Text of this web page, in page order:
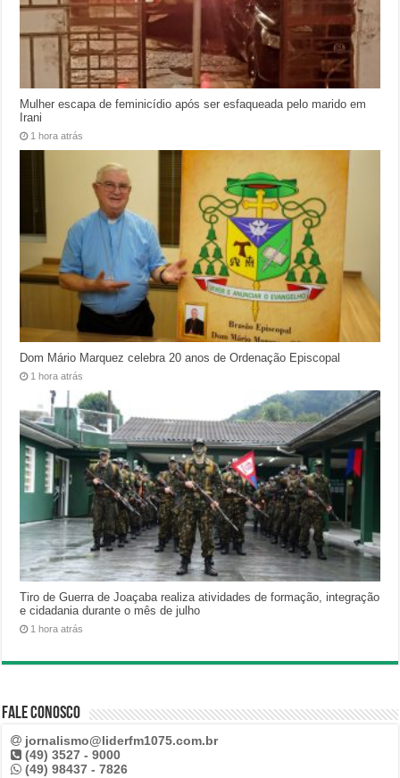
Mulher escapa de feminicídio após ser esfaqueada pelo marido em
Irani
1 hora atrás
Dom Mário Marquez celebra 20 anos de Ordenação Episcopal
1 hora atrás
Tiro de Guerra de Joaçaba realiza atividades de formação, integração
e cidadania durante o mês de julho
1 hora atrás
Fale Conosco
jornalismo@liderfm1075.com.br
(49) 3527 - 9000
(49) 98437 - 7826